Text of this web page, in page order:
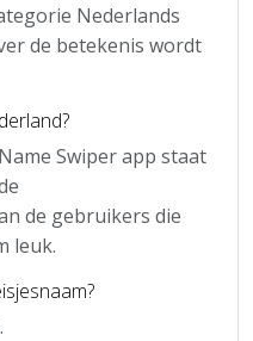
Nederlands
de betekenis wordt
Swiper app staat
de gebruikers die
leuk.